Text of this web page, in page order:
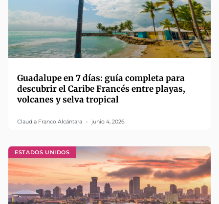
Guadalupe en 7 días: guía completa para
descubrir el Caribe Francés entre playas,
volcanes y selva tropical
Claudia Franco Alcántara junio 4, 2026
ESTADOS UNIDOS